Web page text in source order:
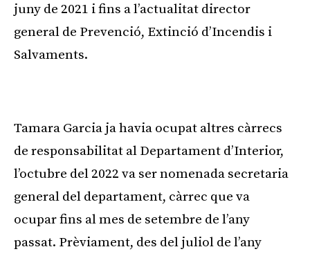
juny de 2021 i fins a l’actualitat director
general de Prevenció, Extinció d’Incendis i
Salvaments.
Tamara Garcia ja havia ocupat altres càrrecs
de responsabilitat al Departament d’Interior,
l’octubre del 2022 va ser nomenada secretaria
general del departament, càrrec que va
ocupar fins al mes de setembre de l’any
passat. Prèviament, des del juliol de l’any